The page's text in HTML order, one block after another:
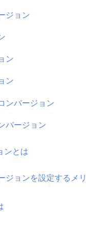
ジョン
ン
ン
ンバージョン
バージョン
ンとは
ジョンを設定するメ